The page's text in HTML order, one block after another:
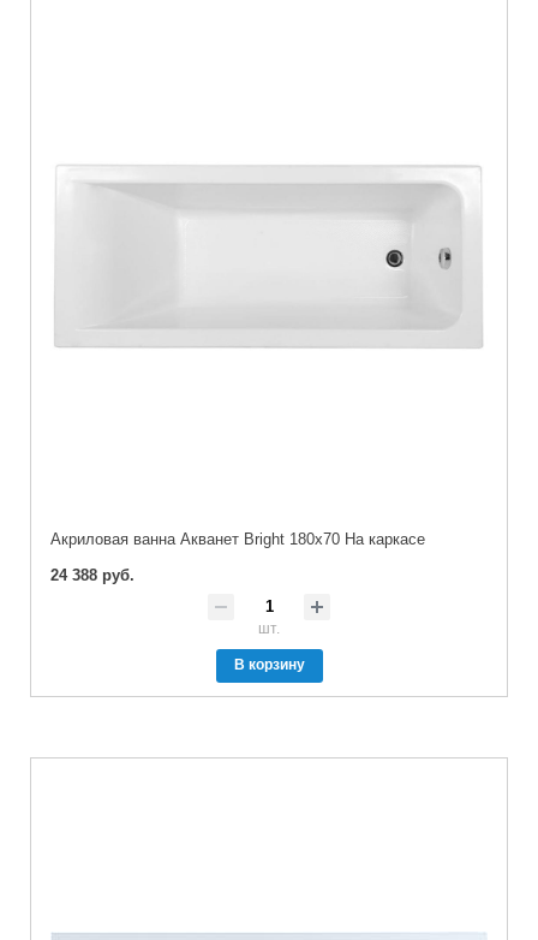
Акриловая ванна Акванет Bright 180x70 На каркасе
24 388 руб.
шт.
В корзину